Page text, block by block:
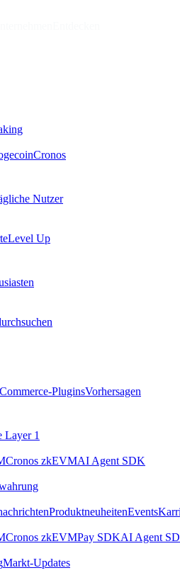
Cronos
Nutzer
Level Up
PluginsVorhersagen
Layer 1
Cronos zkEVMAI Agent SDK
ProduktneuheitenEvents
Cronos zkEVMPay SDKAI Agent
Markt-Updates